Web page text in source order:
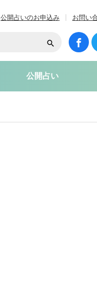
公開占いのお申込み お問い
公開占い